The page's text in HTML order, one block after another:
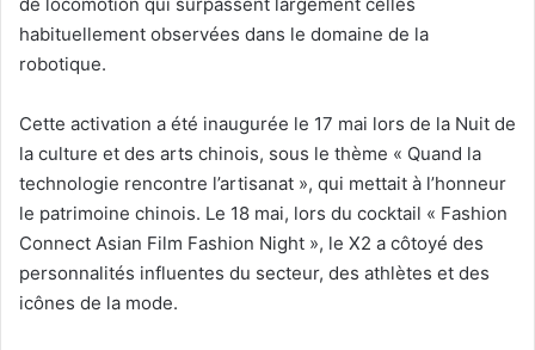
habituellement observées dans le domaine de la
robotique.
Cette activation a été inaugurée le 17 mai lors de la Nuit de
la culture et des arts chinois, sous le thème « Quand la
technologie rencontre l’artisanat », qui mettait à l’honneur
le patrimoine chinois. Le 18 mai, lors du cocktail « Fashion
Connect Asian Film Fashion Night », le X2 a côtoyé des
personnalités influentes du secteur, des athlètes et des
icônes de la mode.